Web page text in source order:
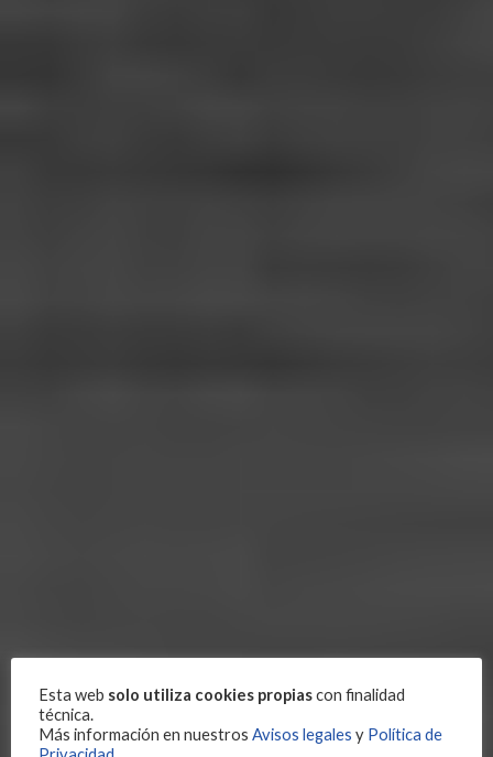
Esta web solo utiliza cookies propiascon finalidad
técnica.
Más información en nuestros Avisos legales y Política de